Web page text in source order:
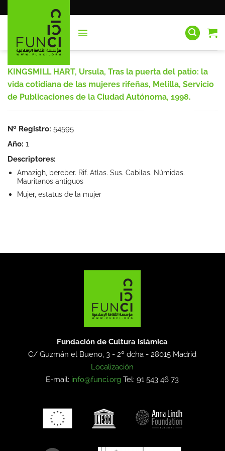
al
KINGSMILL HART, Ursula, Tras la puerta del patio: la
vida cotidiana de las mujeres rifeñas, Melilla, Servicio
de Publicaciones de la Ciudad Autónoma, 1998.
Nº Registro: 54595
Año: 1
Descriptores:
Amazigh, bereber. Rif. Atlas. Sus. Cabilas. Númidas.
Mauritanos antiguos
Mujer, estatus de la mujer
Fundación de Cultura Islámica
C/ Guzmán el Bueno, 3 - 2º dcha -28015 Madrid
Localización
E-mail: info@funci.org Tel: 91 543 46 73